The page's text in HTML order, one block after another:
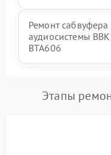
Ремонт сабвуфера
аудиосистемы BBK
BTA606
Этапы